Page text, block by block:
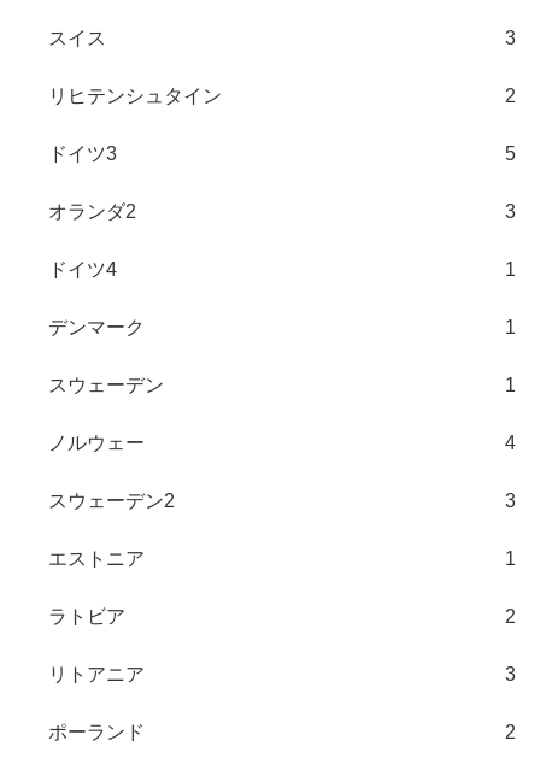
スイス 3
リヒテンシュタイン 2
ドイツ3 5
オランダ2 3
ドイツ4 1
デンマーク 1
スウェーデン 1
ノルウェー 4
スウェーデン2 3
エストニア 1
ラトビア 2
リトアニア 3
ポーランド 2